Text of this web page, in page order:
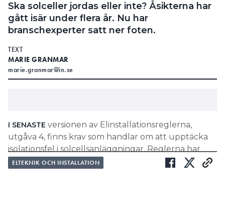
Ska solceller jordas eller inte? Åsikterna har
gått isär under flera år. Nu har
branschexperter satt ner foten.
TEXT
MARIE GRANMAR
marie.granmar@in.se
I SENASTE versionen av Elinstallationsreglerna,
utgåva 4, finns krav som handlar om att upptäcka
isolationsfel i solcellsanläggningar. Reglerna har
upplevts som svåra att tolka.
ELTEKNIK OCH INSTALLATION